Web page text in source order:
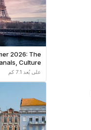
2026: The
Culture
على بُعد 7.1 كم